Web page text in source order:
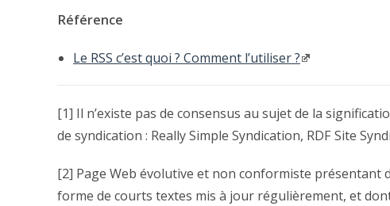
Référence
Le RSS c’est quoi ? Comment l’utiliser ?
[1] Il n’existe pas de consensus au sujet de la
de syndication : Really Simple Syndication, RDF Site
[2] Page Web évolutive et non conformiste
forme de courts textes mis à jour régulièrement, et